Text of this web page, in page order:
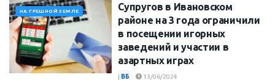
НА ГРЕШНОЙ ЗЕМЛЕ
Супругов в Ивановском
районе на 3 года ограничили
в посещении игорных
заведений и участии в
азартных играх
| ВБ 13/06/2024